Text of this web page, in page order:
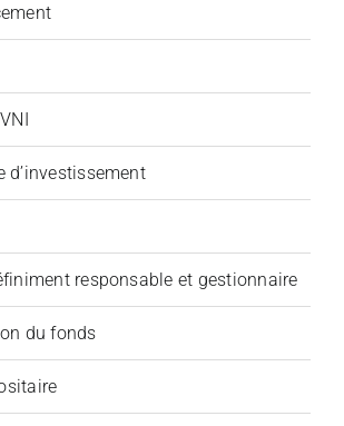
d’investissement
responsable et gestionnaire
du fonds